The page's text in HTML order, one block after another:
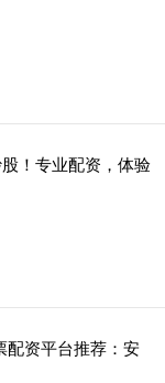
！专业配资，体验
配资平台推荐：安